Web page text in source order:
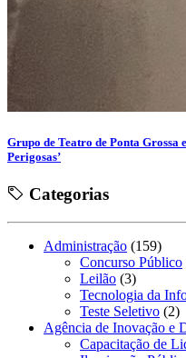
Grupo de Teatro de Ponta Grossa
Perigosas’
Categorias
Administração (159)
Concurso Público
Leilão (3)
Tecnologia da
Teste Seletivo (2)
Agência de Inovação e
Capacitação de